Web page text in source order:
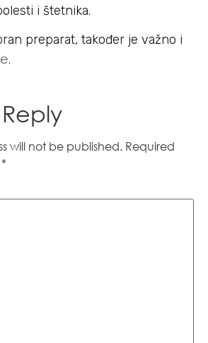
i štetnika.
preparat, također je važno i
.
will not be published. Required
*